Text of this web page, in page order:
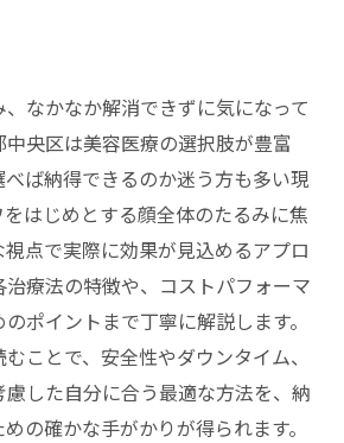
なかなか解消できずに気になって
央区は美容医療の選択肢が豊富
ば納得できるのか迷う方も多い現
はじめとする顔全体のたるみに焦
点で実際に効果が見込めるアプロ
療法の特徴や、コストパフォーマ
ポイントまで丁寧に解説します。
ことで、安全性やダウンタイム、
した自分に合う最適な方法を、納
の確かな手がかりが得られます。